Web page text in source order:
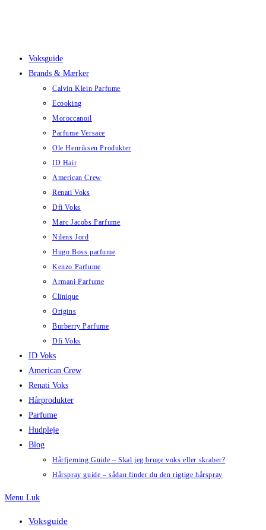
Voksguide
Brands & Mærker
Calvin Klein Parfume
Ecooking
Moroccanoil
Parfume Versace
Ole Henriksen Produkter
ID Hair
American Crew
Renati Voks
Dfi Voks
Marc Jacobs Parfume
Nilens Jord
Hugo Boss parfume
Kenzo Parfume
Armani Parfume
Clinique
Origins
Burberry Parfume
Dfi Voks
ID Voks
American Crew
Renati Voks
Hårprodukter
Parfume
Hudpleje
Blog
Hårfjerning Guide – Skal jeg bruge voks eller skraber?
Hårspray guide – sådan finder du den rigtige hårspray
Menu Luk
Voksguide